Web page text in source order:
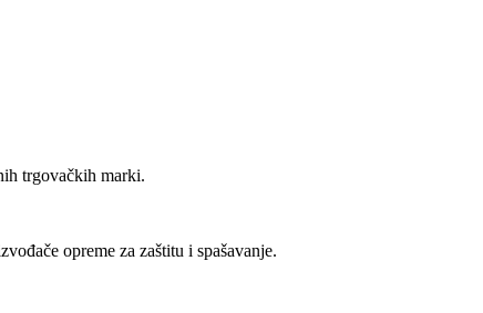
trgovačkih marki.
opreme za zaštitu i spašavanje.